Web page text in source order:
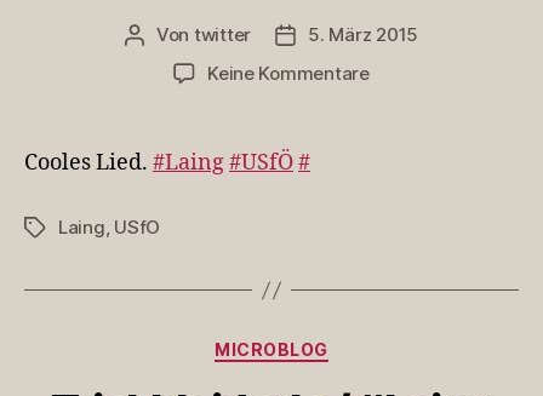
Beitragsautor
Von twitter Veröffentlichungsdatum
5. März 2015
Keine Kommentarezu
Cooles Lied. #Laing#USfÖ#
Schlagwörter
Laing, USfO
Kategorien
MICROBLOG